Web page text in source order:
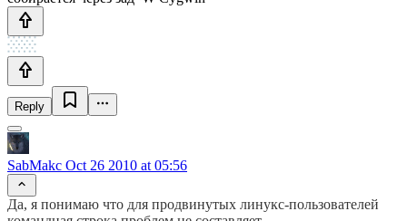
Reply
SabMakc Oct 26 2010 at 05:56
Да, я понимаю что для продвинутых линукс-пользователей